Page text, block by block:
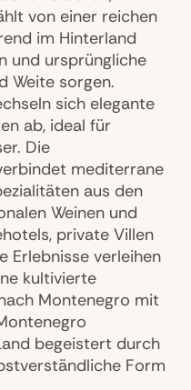
von einer reichen
im Hinterland
und ursprüngliche
Weite sorgen.
sich elegante
ab, ideal für
Die
mediterrane
aus den
Weinen und
private Villen
Erlebnisse verleihen
kultivierte
Montenegro mit
begeistert durch
Form